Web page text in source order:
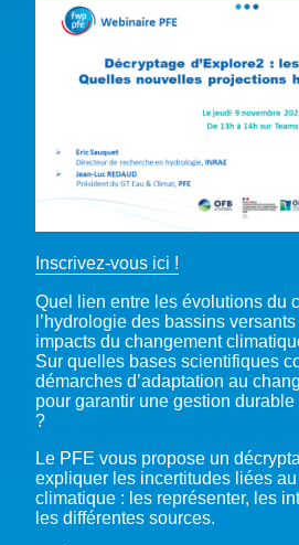
CONFÉRENCE ONU SUR L’EAU – NEW YORK
Inscrivez-vous ici !
Quel lien entre les évolutions du
l’hydrologie des bassins
impacts du changement
Sur quelles bases scientifiques
démarches d’adaptation au
pour garantir une gestion
?
Le PFE vous propose un
expliquer les incertitudes liées
climatique : les représenter, les
les différentes sources.